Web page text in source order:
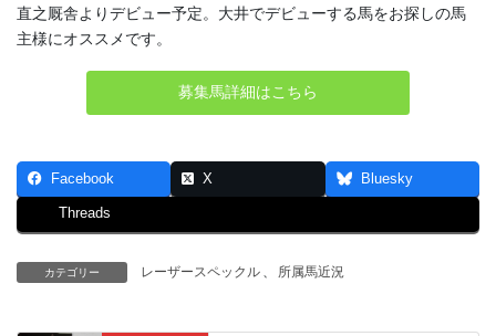
直之厩舎よりデビュー予定。大井でデビューする馬をお探しの馬
主様にオススメです。
募集馬詳細はこちら
Facebook X Bluesky
Threads
カテゴリー レーザースペックル 所属馬近況